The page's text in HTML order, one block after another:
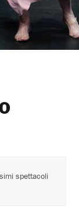
spettacoli